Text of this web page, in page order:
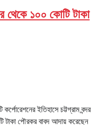
থেকে ১০০ কোটি টাকা
ইতিহাসে চট্টগ্রাম বন্দর
টাকা পৌরকর বাবদ আদায় করেছেন